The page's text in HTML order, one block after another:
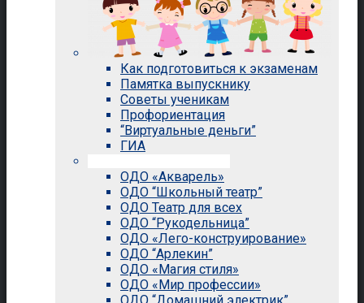
Как подготовиться к экзаменам
Памятка выпускнику
Советы ученикам
Профориентация
“Виртуальные деньги”
ГИА
ОДО «Акварель»
ОДО “Школьный театр”
ОДО Театр для всех
ОДО “Рукодельница”
ОДО «Лего-конструирование»
ОДО “Арлекин”
ОДО «Магия стиля»
ОДО «Мир профессии»